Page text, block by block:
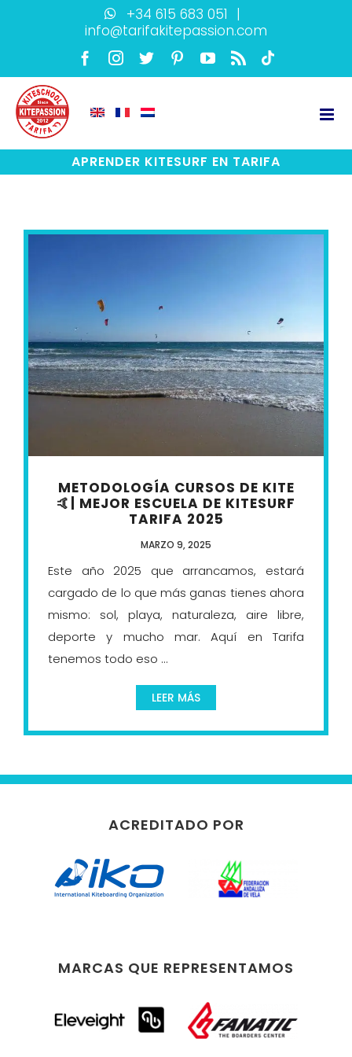
+34 615 683 051 |
info@tarifakitepassion.com
Facebook
Instagram
Twitter PinterestYouTube
RssTikTok
APRENDER KITESURF EN TARIFA
METODOLOGÍA CURSOS DE KITE
🤙| MEJOR ESCUELA DE KITESURF
TARIFA 2025
MARZO 9, 2025
Este año 2025 que arrancamos, estará
cargado de lo que más ganas tienes ahora
mismo: sol, playa, naturaleza, aire libre,
deporte y mucho mar. Aquí en Tarifa
tenemos todo eso ...
LEER MÁS
ACREDITADO POR
MARCAS QUE REPRESENTAMOS